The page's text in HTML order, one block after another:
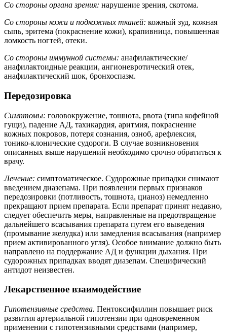
Со стороны органа зрения: нарушение зрения, скотома.
Со стороны кожи и подкожных тканей: кожный зуд, кожная
сыпь, эритема (покраснение кожи), крапивница, повышенная
ломкость ногтей, отеки.
Со стороны иммунной системы: анафилактические/
анафилактоидные реакции, ангионевротический отек,
анафилактический шок, бронхоспазм.
Передозировка
Симптомы: головокружение, тошнота, рвота (типа кофейной
гущи), падение АД, тахикардия, аритмия, покраснение
кожных покровов, потеря сознания, озноб, арефлексия,
тонико-клонические судороги. В случае возникновения
описанных выше нарушений необходимо срочно обратиться к
врачу.
Лечение: симптоматическое. Судорожные припадки снимают
введением диазепама. При появлении первых признаков
передозировки (потливость, тошнота, цианоз) немедленно
прекращают прием препарата. Если препарат принят недавно,
следует обеспечить меры, направленные на предотвращение
дальнейшего всасывания препарата путем его выведения
(промывание желудка) или замедления всасывания (например
прием активированного угля). Особое внимание должно быть
направлено на поддержание АД и функции дыхания. При
судорожных припадках вводят диазепам. Специфический
антидот неизвестен.
Лекарственное взаимодействие
Гипотензивные средства. Пентоксифиллин повышает риск
развития артериальной гипотензии при одновременном
применении с гипотензивными средствами (например,